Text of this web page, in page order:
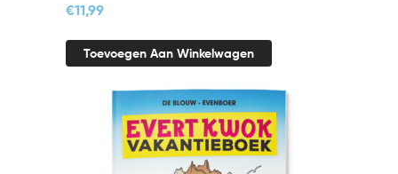
€11,99
Toevoegen Aan Winkelwagen